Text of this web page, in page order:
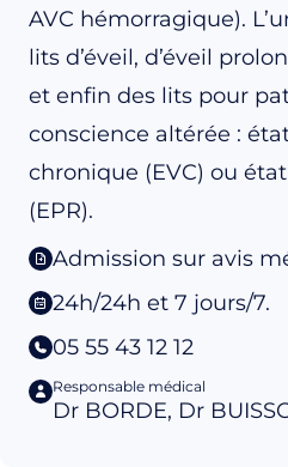
AVC hémorragique).
lits d’éveil, d’éveil
et enfin des lits pour
conscience altérée :
chronique (EVC) ou
(EPR).
Admission sur avis
24h/24h et 7 jours/7.
05 55 43 12 12
Responsable médical
Dr BORDE, Dr